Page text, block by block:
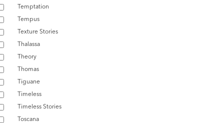
Temptation
Tempus
Texture Stories
Thalassa
Theory
Thomas
Tiguane
Timeless
Timeless Stories
Toscana